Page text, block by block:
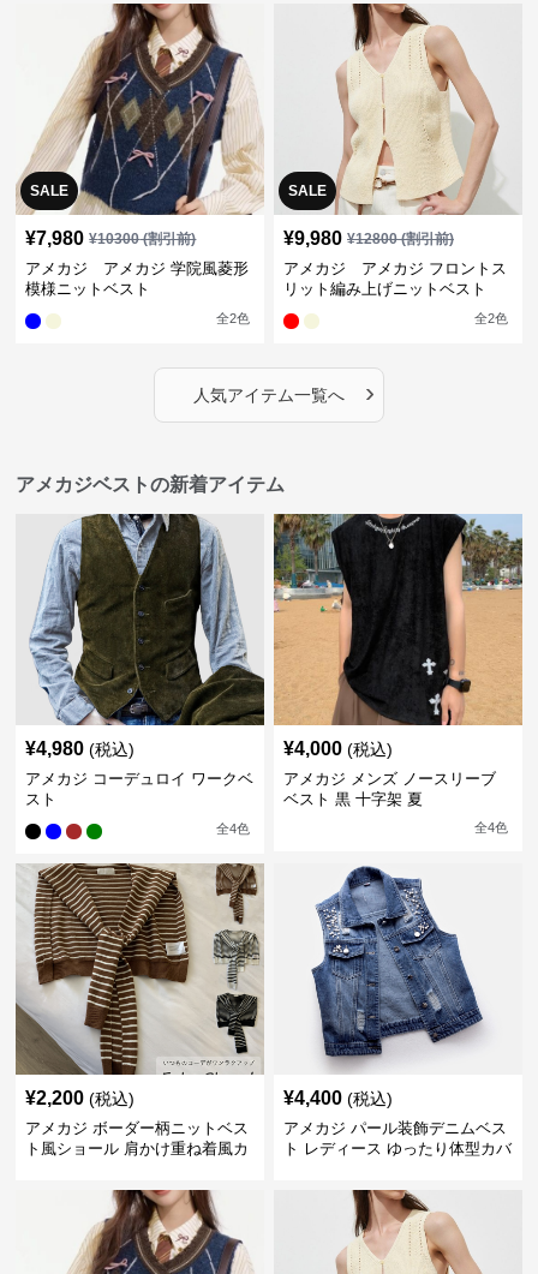
SALE
¥7,980 ¥10300(割引前)
アメカジ アメカジ 学院風菱形
模様ニットベスト
全2色
SALE
¥9,980 ¥12800(割引前)
アメカジ アメカジ フロントス
リット編み上げニットベスト
全2色
人気アイテム一覧へ ›
アメカジベストの新着アイテム
¥4,980 (税込)
アメカジ コーデュロイ ワークベ
スト
全4色
¥4,000 (税込)
アメカジ メンズ ノースリーブ
ベスト 黒 十字架 夏
全4色
¥2,200 (税込)
アメカジ ボーダー柄ニットベス
ト風ショール 肩かけ重ね着風カ
¥4,400 (税込)
アメカジ パール装飾デニムベス
ト レディース ゆったり体型カバ